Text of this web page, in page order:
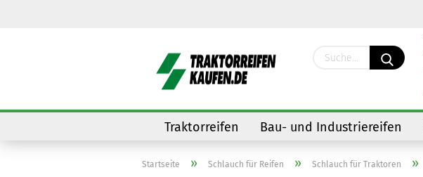
Traktorreifen Bau- und Industriereifen
Startseite » Schlauch für Reifen » Schlauch für Traktoren »